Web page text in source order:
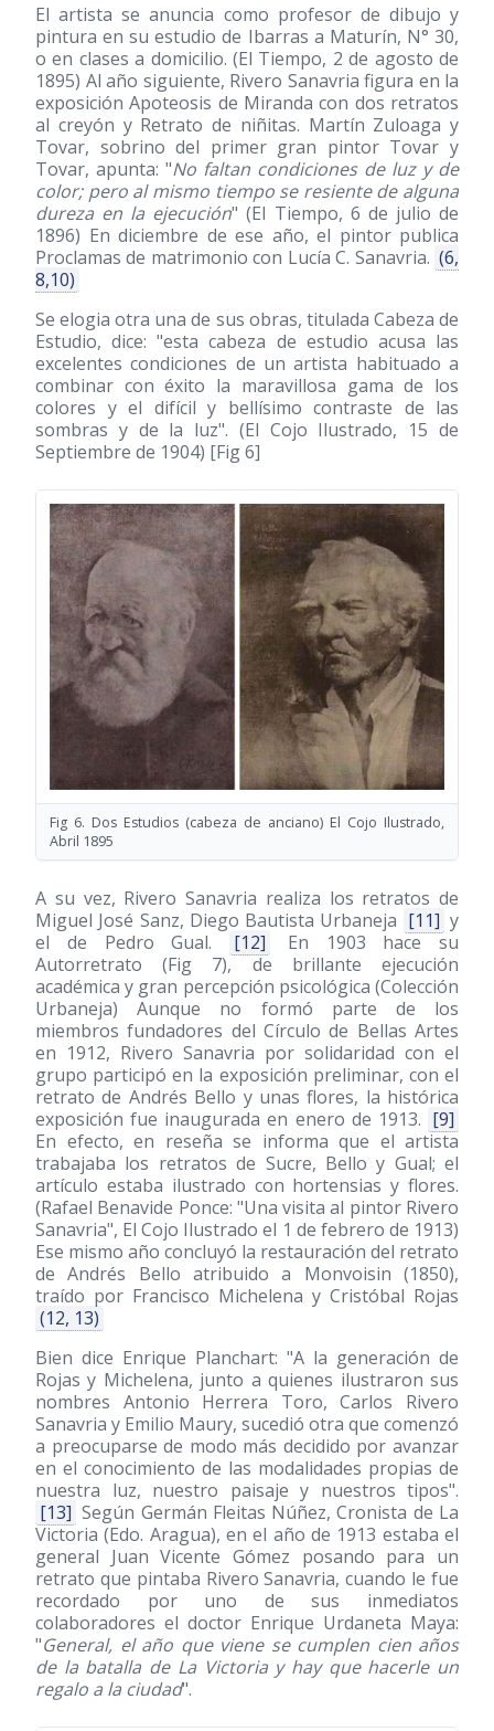
El artista se anuncia como profesor de dibujo y
pintura en su estudio de Ibarras a Maturín, N° 30,
o en clases a domicilio. (El Tiempo, 2 de agosto de
1895) Al año siguiente, Rivero Sanavria figura en la
exposición Apoteosis de Miranda con dos retratos
al creyón y Retrato de niñitas. Martín Zuloaga y
Tovar, sobrino del primer gran pintor Tovar y
Tovar, apunta: "No faltan condiciones de luz y de
color; pero al mismo tiempo se resiente de alguna
dureza en la ejecución" (El Tiempo, 6 de julio de
1896) En diciembre de ese año, el pintor publica
Proclamas de matrimonio con Lucía C. Sanavria. (6,
8,10)
Se elogia otra una de sus obras, titulada Cabeza de
Estudio, dice: "esta cabeza de estudio acusa las
excelentes condiciones de un artista habituado a
combinar con éxito la maravillosa gama de los
colores y el difícil y bellísimo contraste de las
sombras y de la luz". (El Cojo Ilustrado, 15 de
Septiembre de 1904) [Fig 6]
Fig 6. Dos Estudios (cabeza de anciano) El Cojo Ilustrado,
Abril 1895
A su vez, Rivero Sanavria realiza los retratos de
Miguel José Sanz, Diego Bautista Urbaneja [11] y
el de Pedro Gual.
[12]
En 1903 hace su
Autorretrato (Fig 7), de brillante ejecución
académica y gran percepción psicológica (Colección
Urbaneja) Aunque no formó parte de los
miembros fundadores del Círculo de Bellas Artes
en 1912, Rivero Sanavria por solidaridad con el
grupo participó en la exposición preliminar, con el
retrato de Andrés Bello y unas flores, la histórica
exposición fue inaugurada en enero de 1913. [9]
En efecto, en reseña se informa que el artista
trabajaba los retratos de Sucre, Bello y Gual; el
artículo estaba ilustrado con hortensias y flores.
(Rafael Benavide Ponce: "Una visita al pintor Rivero
Sanavria", El Cojo Ilustrado el 1 de febrero de 1913)
Ese mismo año concluyó la restauración del retrato
de Andrés Bello atribuido a Monvoisin (1850),
traído por Francisco Michelena y Cristóbal Rojas
(12, 13)
Bien dice Enrique Planchart: "A la generación de
Rojas y Michelena, junto a quienes ilustraron sus
nombres Antonio Herrera Toro, Carlos Rivero
Sanavria y Emilio Maury, sucedió otra que comenzó
a preocuparse de modo más decidido por avanzar
en el conocimiento de las modalidades propias de
nuestra luz, nuestro paisaje y nuestros tipos".
[13] Según Germán Fleitas Núñez, Cronista de La
Victoria (Edo. Aragua), en el año de 1913 estaba el
general Juan Vicente Gómez posando para un
retrato que pintaba Rivero Sanavria, cuando le fue
recordado por uno de sus inmediatos
colaboradores el doctor Enrique Urdaneta Maya:
"General, el año que viene se cumplen cien años
de la batalla de La Victoria y hay que hacerle un
regalo a la ciudad".